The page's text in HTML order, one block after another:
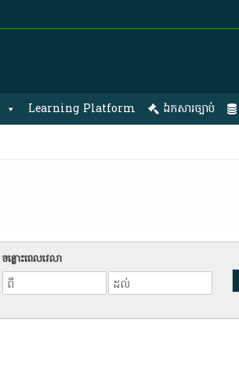
Learning Platform ឯកសារច្បាប់
ចន្លោះពេលវេលា